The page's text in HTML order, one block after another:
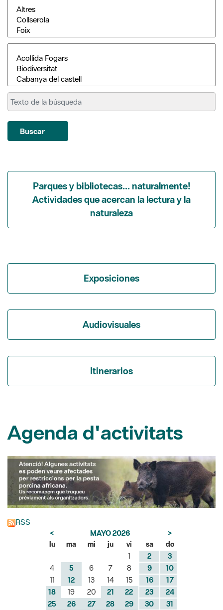
Buscar
Parques y bibliotecas... naturalmente!
Actividades que acercan la lectura y la
naturaleza
Exposiciones
Audiovisuales
Itinerarios
Agenda d'activitats
RSS
< MAYO 2026
>
lu
ma mi ju vi sa
do
1
2
3
4
5 6 7 8 9
10
11
12 13 14 15 16
17
18
19 20 21 22 23
24
25
26 27 28 29 30 31